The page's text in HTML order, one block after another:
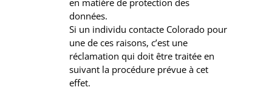
en matière de protection des
données.
Si un individu contacte Colorado pour
une de ces raisons, c’est une
réclamation qui doit être traitée en
suivant la procédure prévue à cet
effet.